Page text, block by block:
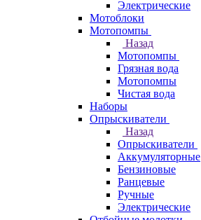
Электрические
Мотоблоки
Мотопомпы
Назад
Мотопомпы
Грязная вода
Мотопомпы
Чистая вода
Наборы
Опрыскиватели
Назад
Опрыскиватели
Аккумуляторные
Бензиновые
Ранцевые
Ручные
Электрические